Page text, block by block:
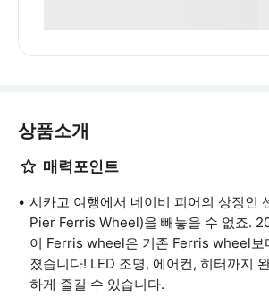
상품소개
매력포인트
시카고 여행에서 네이비 피어의 상징인
Pier Ferris Wheel)을 빼놓을 수 없죠.
이 Ferris wheel은 기존 Ferris wheel보
졌습니다! LED 조명, 에어컨, 히터까지
하게 즐길 수 있습니다.